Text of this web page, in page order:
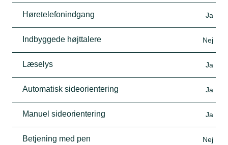
Høretelefonindgang Ja
Indbyggede højttalere Nej
Læselys Ja
Automatisk sideorientering Ja
Manuel sideorientering Ja
Betjening med pen Nej